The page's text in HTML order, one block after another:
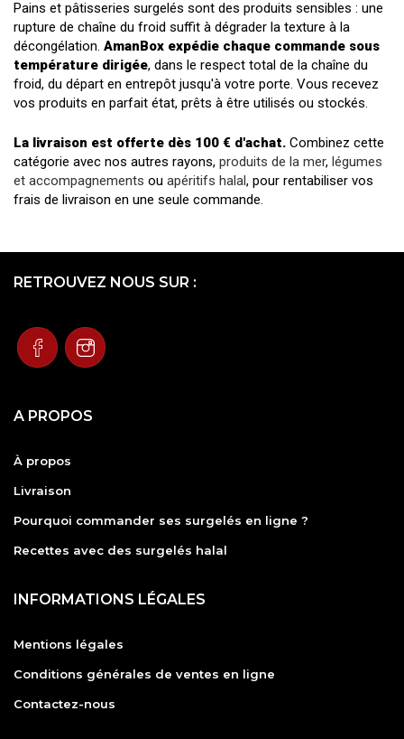
Pains et pâtisseries surgelés sont des produits sensibles : une
rupture de chaîne du froid suffit à dégrader la texture à la
décongélation. AmanBox expédie chaque commande sous
température dirigée, dans le respect total de la chaîne du
froid, du départ en entrepôt jusqu'à votre porte. Vous recevez
vos produits en parfait état, prêts à être utilisés ou stockés.
La livraison est offerte dès 100 € d'achat. Combinez cette
catégorie avec nos autres rayons, produits de la mer, légumes
et accompagnements ou apéritifs halal, pour rentabiliser vos
frais de livraison en une seule commande.
RETROUVEZ NOUS SUR :
A PROPOS
À propos
Livraison
Pourquoi commander ses surgelés en ligne ?
Recettes avec des surgelés halal
INFORMATIONS LÉGALES
Mentions légales
Conditions générales de ventes en ligne
Contactez-nous